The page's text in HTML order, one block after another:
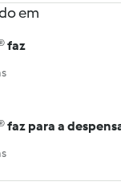
em
faz
faz para a